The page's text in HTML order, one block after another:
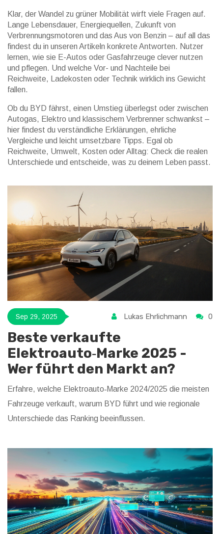
Klar, der Wandel zu grüner Mobilität wirft viele Fragen auf.
Lange Lebensdauer, Energiequellen, Zukunft von
Verbrennungsmotoren und das Aus von Benzin – auf all das
findest du in unseren Artikeln konkrete Antworten. Nutzer
lernen, wie sie E-Autos oder Gasfahrzeuge clever nutzen
und pflegen. Und welche Vor- und Nachteile bei
Reichweite, Ladekosten oder Technik wirklich ins Gewicht
fallen.
Ob du BYD fährst, einen Umstieg überlegst oder zwischen
Autogas, Elektro und klassischem Verbrenner schwankst –
hier findest du verständliche Erklärungen, ehrliche
Vergleiche und leicht umsetzbare Tipps. Egal ob
Reichweite, Umwelt, Kosten oder Alltag: Check die realen
Unterschiede und entscheide, was zu deinem Leben passt.
Sep 29, 2025 Lukas Ehrlichmann 0
Beste verkaufte
Elektroauto‑Marke 2025 -
Wer führt den Markt an?
Erfahre, welche Elektroauto‑Marke 2024/2025 die meisten
Fahrzeuge verkauft, warum BYD führt und wie regionale
Unterschiede das Ranking beeinflussen.